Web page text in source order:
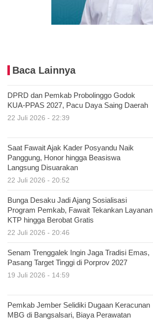
Baca Lainnya
DPRD dan Pemkab Probolinggo Godok
KUA-PPAS 2027, Pacu Daya Saing Daerah
22 Juli 2026 - 22:39
Saat Fawait Ajak Kader Posyandu Naik
Panggung, Honor hingga Beasiswa
Langsung Disuarakan
22 Juli 2026 - 20:52
Bunga Desaku Jadi Ajang Sosialisasi
Program Pemkab, Fawait Tekankan Layanan
KTP hingga Berobat Gratis
22 Juli 2026 - 20:46
Senam Trenggalek Ingin Jaga Tradisi Emas,
Pasang Target Tinggi di Porprov 2027
19 Juli 2026 - 14:59
Pemkab Jember Selidiki Dugaan Keracunan
MBG di Bangsalsari, Biaya Perawatan